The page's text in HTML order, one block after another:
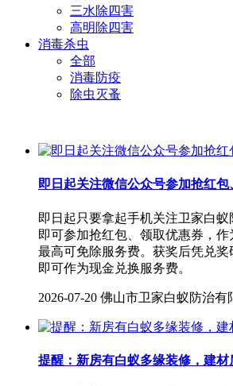
三水除四害
高明除四害
消毒杀虫
全部
消毒防疫
除虫灭蚤
即日起关注微信公众号参加抢红
即日起只要拿起手机关注卫家白
即可参加抢红包、领取优惠券，作
最高可免除服务费。获奖后凭兑
即可作为现金兑换服务费。
2026-07-20 佛山市卫家白蚁防治有
提醒：新房有白蚁多缘装修，建